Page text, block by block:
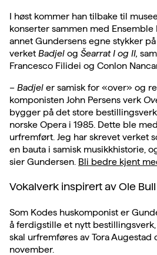
I høst kommer han tilbake til
konserter sammen med Ensemble
annet Gundersens egne stykker
verket Badjel og Šearrat I og II,
Francesco Filidei og Conlon
– Badjel er samisk for «over» og
komponisten John Persens verk
bygger på det store
norske Opera i 1985. Dette ble
urfremført. Jeg har skrevet verket
en bauta i samisk musikkhistorie,
sier Gundersen. Bli bedre kjent
Vokalverk inspirert av Ole Bull
Som Kodes huskomponist er
å ferdigstille et nytt
skal urfremføres av Tora Augestad
november.